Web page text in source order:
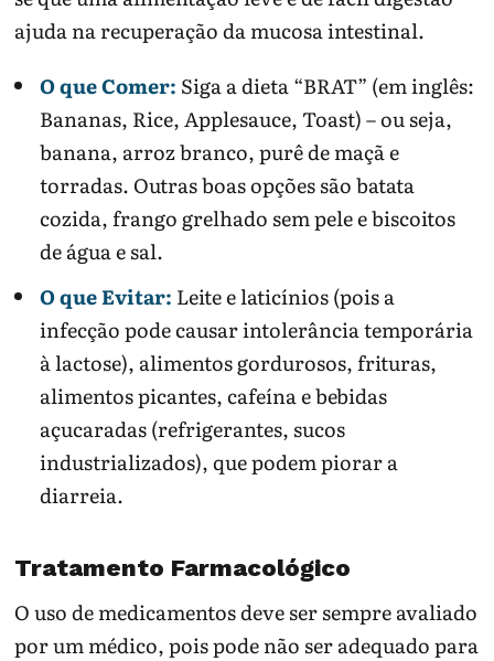
ajuda na recuperação da mucosa intestinal.
O que Comer: Siga a dieta “BRAT” (em inglês:
Bananas, Rice, Applesauce, Toast) – ou seja,
banana, arroz branco, purê de maçã e
torradas. Outras boas opções são batata
cozida, frango grelhado sem pele e biscoitos
de água e sal.
O que Evitar: Leite e laticínios (pois a
infecção pode causar intolerância temporária
à lactose), alimentos gordurosos, frituras,
alimentos picantes, cafeína e bebidas
açucaradas (refrigerantes, sucos
industrializados), que podem piorar a
diarreia.
Tratamento Farmacológico
O uso de medicamentos deve ser sempre avaliado
por um médico, pois pode não ser adequado para